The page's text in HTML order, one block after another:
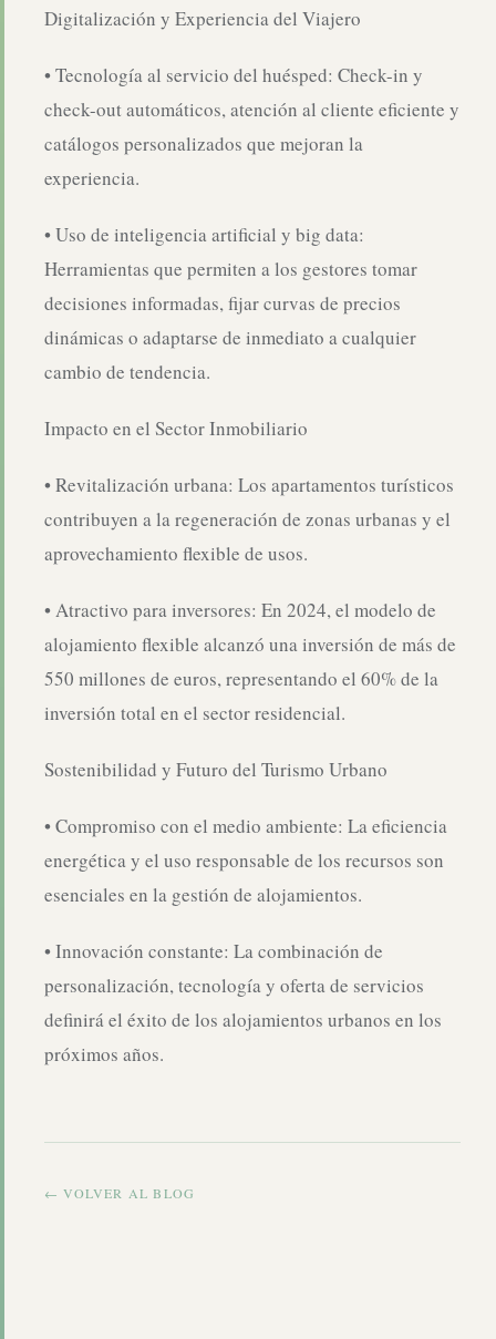
Digitalización y Experiencia del Viajero
• Tecnología al servicio del huésped: Check-in y
check-out automáticos, atención al cliente eficiente y
catálogos personalizados que mejoran la
experiencia.
• Uso de inteligencia artificial y big data:
Herramientas que permiten a los gestores tomar
decisiones informadas, fijar curvas de precios
dinámicas o adaptarse de inmediato a cualquier
cambio de tendencia.
Impacto en el Sector Inmobiliario
• Revitalización urbana: Los apartamentos turísticos
contribuyen a la regeneración de zonas urbanas y el
aprovechamiento flexible de usos.
• Atractivo para inversores: En 2024, el modelo de
alojamiento flexible alcanzó una inversión de más de
550 millones de euros, representando el 60% de la
inversión total en el sector residencial.
Sostenibilidad y Futuro del Turismo Urbano
• Compromiso con el medio ambiente: La eficiencia
energética y el uso responsable de los recursos son
esenciales en la gestión de alojamientos.
• Innovación constante: La combinación de
personalización, tecnología y oferta de servicios
definirá el éxito de los alojamientos urbanos en los
próximos años.
← VOLVER AL BLOG